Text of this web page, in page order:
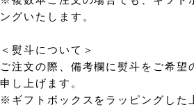
ングいたします。
＜熨斗について＞
ご注文の際、備考欄に熨斗をご希
申し上げます。
※ギフトボックスをラッピングした